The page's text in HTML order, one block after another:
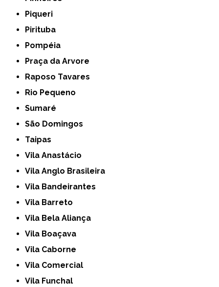
Piqueri
Pirituba
Pompéia
Praça da Arvore
Raposo Tavares
Rio Pequeno
Sumaré
São Domingos
Taipas
Vila Anastácio
Vila Anglo Brasileira
Vila Bandeirantes
Vila Barreto
Vila Bela Aliança
Vila Boaçava
Vila Caborne
Vila Comercial
Vila Funchal